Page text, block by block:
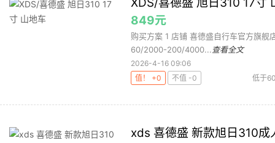
849元
购买方案 1 店铺 喜德盛自行车官方旗
60/2000-200/4000... 查看全文
2026-4-16 09:06
值！ +0
不值 -0 低于
xds 喜德盛 新款旭日310成